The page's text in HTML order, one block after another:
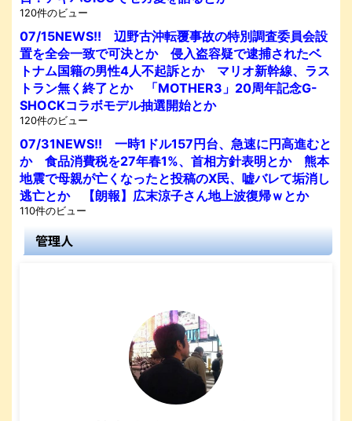
120件のビュー
07/15NEWS!! 辺野古沖転覆事故の特別調査委員会設
置を全会一致で可決とか 侵入盗容疑で逮捕されたベ
トナム国籍の男性4人不起訴とか マリオ新幹線、ラス
トラン無く終了とか 「MOTHER3」20周年記念G-
SHOCKコラボモデル抽選開始とか
120件のビュー
07/31NEWS!! 一時1ドル157円台、急速に円高進むと
か 食品消費税を27年春1%、首相方針表明とか 熊本
地震で母親が亡くなったと投稿のX民、嘘バレて垢消し
逃亡とか 【朗報】広末涼子さん地上波復帰ｗとか
110件のビュー
管理人